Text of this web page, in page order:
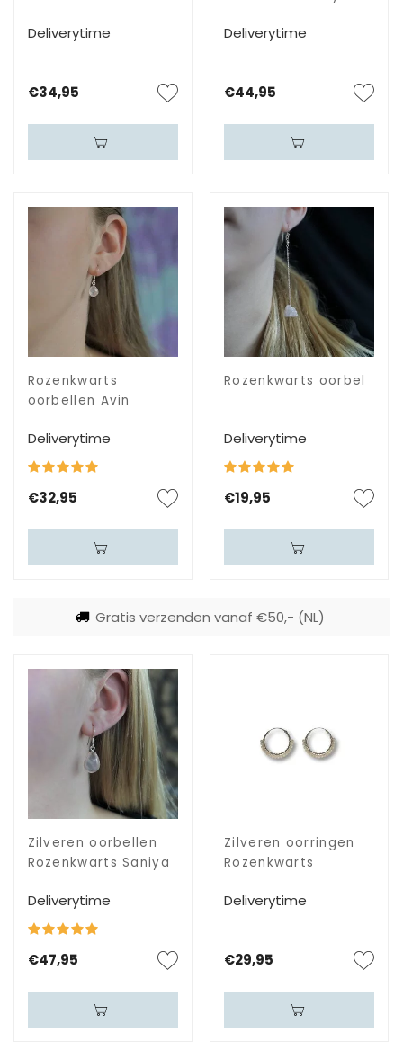
Deliverytime
€34,95
Deliverytime
€44,95
Rozenkwarts
oorbellen Avin
Deliverytime
€32,95
Rozenkwarts oorbel
Deliverytime
€19,95
Gratis verzenden vanaf €50,- (NL)
Zilveren oorbellen
Rozenkwarts Saniya
Deliverytime
€47,95
Zilveren oorringen
Rozenkwarts
Deliverytime
€29,95